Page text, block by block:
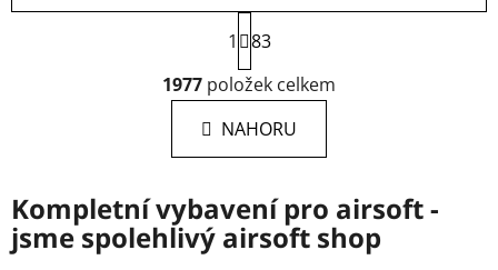
O
v
l
á
d
c
í
S
t
r
á
n
k
n
í
1
83
1977 položek celkem
NAHORU
Kompletní vybavení pro airsoft -
jsme spolehlivý airsoft shop